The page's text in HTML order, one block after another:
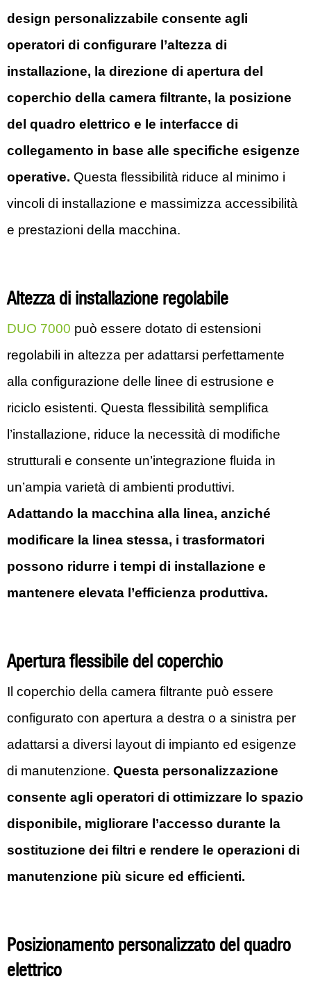
design personalizzabile consente agli
operatori di configurare l’altezza di
installazione, la direzione di apertura del
coperchio della camera filtrante, la posizione
del quadro elettrico e le interfacce di
collegamento in base alle specifiche esigenze
operative. Questa flessibilità riduce al minimo i
vincoli di installazione e massimizza accessibilità
e prestazioni della macchina.
Altezza di installazione regolabile
DUO 7000 può essere dotato di estensioni
regolabili in altezza per adattarsi perfettamente
alla configurazione delle linee di estrusione e
riciclo esistenti. Questa flessibilità semplifica
l’installazione, riduce la necessità di modifiche
strutturali e consente un’integrazione fluida in
un’ampia varietà di ambienti produttivi.
Adattando la macchina alla linea, anziché
modificare la linea stessa, i trasformatori
possono ridurre i tempi di installazione e
mantenere elevata l’efficienza produttiva.
Apertura flessibile del coperchio
Il coperchio della camera filtrante può essere
configurato con apertura a destra o a sinistra per
adattarsi a diversi layout di impianto ed esigenze
di manutenzione. Questa personalizzazione
consente agli operatori di ottimizzare lo spazio
disponibile, migliorare l’accesso durante la
sostituzione dei filtri e rendere le operazioni di
manutenzione più sicure ed efficienti.
Posizionamento personalizzato del quadro
elettrico